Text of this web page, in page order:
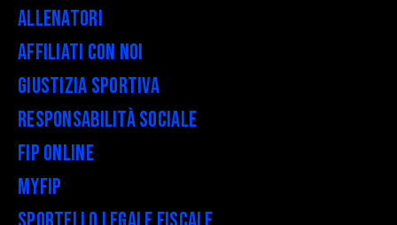
Allenatori
Affiliati con noi
Giustizia Sportiva
Responsabilità Sociale
FIP Online
myFIP